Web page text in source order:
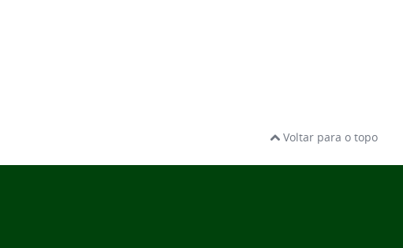
Voltar para o topo